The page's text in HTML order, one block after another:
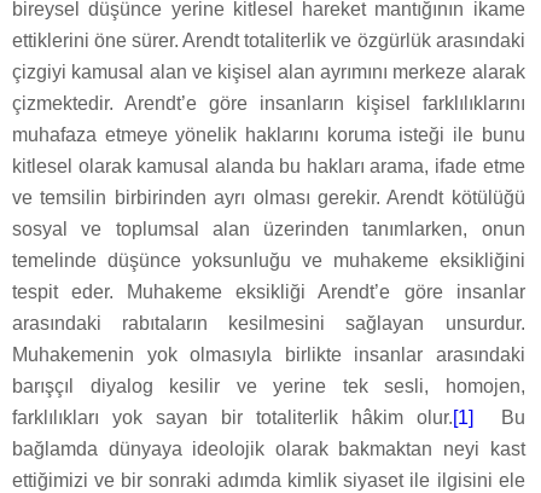
bireysel düşünce yerine kitlesel hareket mantığının ikame
ettiklerini öne sürer. Arendt totaliterlik ve özgürlük arasındaki
çizgiyi kamusal alan ve kişisel alan ayrımını merkeze alarak
çizmektedir. Arendt’e göre insanların kişisel farklılıklarını
muhafaza etmeye yönelik haklarını koruma isteği ile bunu
kitlesel olarak kamusal alanda bu hakları arama, ifade etme
ve temsilin birbirinden ayrı olması gerekir. Arendt kötülüğü
sosyal ve toplumsal alan üzerinden tanımlarken, onun
temelinde düşünce yoksunluğu ve muhakeme eksikliğini
tespit eder. Muhakeme eksikliği Arendt’e göre insanlar
arasındaki rabıtaların kesilmesini sağlayan unsurdur.
Muhakemenin yok olmasıyla birlikte insanlar arasındaki
barışçıl diyalog kesilir ve yerine tek sesli, homojen,
farklılıkları yok sayan bir totaliterlik hâkim olur.[1]
Bu
bağlamda dünyaya ideolojik olarak bakmaktan neyi kast
ettiğimizi ve bir sonraki adımda kimlik siyaset ile ilgisini ele